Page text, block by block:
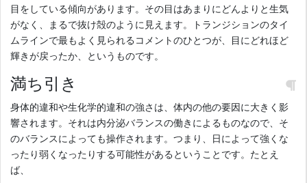
目をしている傾向があります。その目はあまりにどんよりと生気
がなく、まるで抜け殻のように見えます。トランジションのタイ
ムラインで最もよく見られるコメントのひとつが、目にどれほど
輝きが戻ったか、というものです。
満ち引き
身体的違和や生化学的違和の強さは、体内の他の要因に大きく影
響されます。それは内分泌バランスの働きによるものなので、そ
のバランスによっても操作されます。つまり、日によって強くな
ったり弱くなったりする可能性があるということです。たとえ
ば、